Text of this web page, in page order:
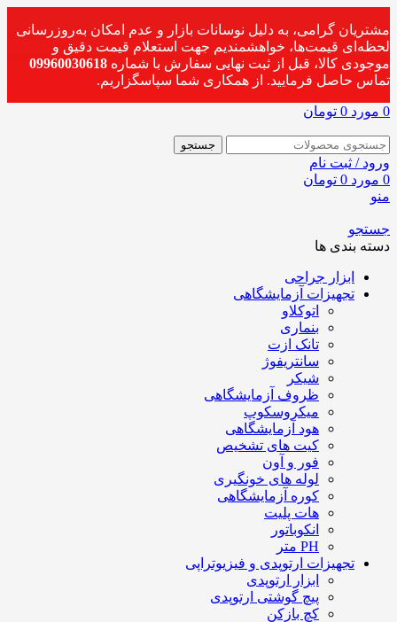
مشتریان گرامی، به دلیل نوسانات بازار و عدم امکان به‌روزرسانی
لحظه‌ای قیمت‌ها، خواهشمندیم جهت استعلام قیمت دقیق و
موجودی کالا، قبل از ثبت نهایی سفارش با شماره 09960030618
تماس حاصل فرمایید. از همکاری شما سپاسگزاریم.
0 مورد 0 تومان
جستجو
ورود / ثبت نام
0 مورد 0 تومان
منو
جستجو
دسته بندی ها
ابزار جراحی
تجهیزات آزمایشگاهی
اتوکلاو
بنماری
تانک ازت
سانتریفوژ
شیکر
ظروف آزمایشگاهی
میکروسکوپ
هود آزمایشگاهی
کیت های تشخیص
فور و آون
لوله های خونگیری
کوره آزمایشگاهی
هات پلیت
انکوباتور
PH متر
تجهیزات ارتوپدی و فیزیوتراپی
ابزار ارتوپدی
پیچ گوشتی ارتوپدی
کچ بازکن